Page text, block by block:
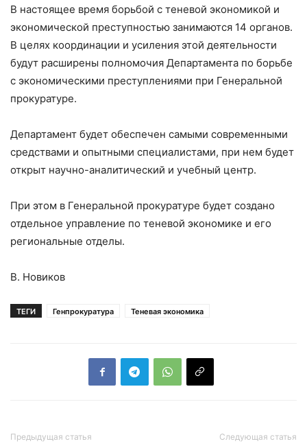
В настоящее время борьбой с теневой экономикой и
экономической преступностью занимаются 14 органов.
В целях координации и усиления этой деятельности
будут расширены полномочия Департамента по борьбе
с экономическими преступлениями при Генеральной
прокуратуре.
Департамент будет обеспечен самыми современными
средствами и опытными специалистами, при нем будет
открыт научно-аналитический и учебный центр.
При этом в Генеральной прокуратуре будет создано
отдельное управление по теневой экономике и его
региональные отделы.
В. Новиков
ТЕГИ Генпрокуратура Теневая экономика
Предыдущая статья Следующая статья